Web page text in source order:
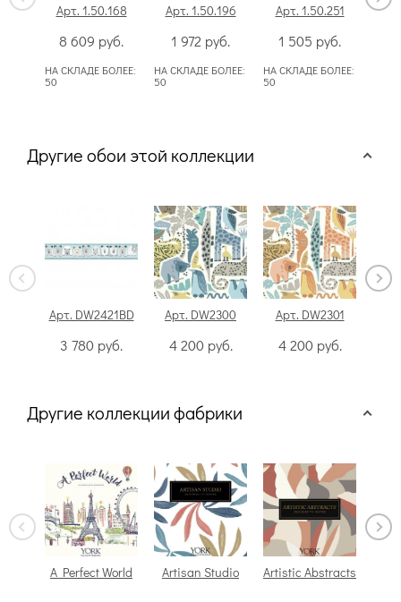
Арт. 1.50.168
8 609 руб.
НА СКЛАДЕ БОЛЕЕ:
50
Арт. 1.50.196
1 972 руб.
НА СКЛАДЕ БОЛЕЕ:
50
Арт. 1.50.251
1 505 руб.
НА СКЛАДЕ БОЛЕЕ:
50
Другие обои этой коллекции
Арт. DW2421BD
3 780 руб.
Арт. DW2300
4 200 руб.
Арт. DW2301
4 200 руб.
Другие коллекции фабрики
A Perfect World Artisan Studio Artistic Abstracts